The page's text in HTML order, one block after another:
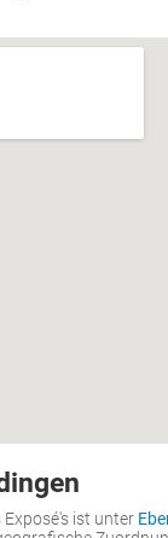
Exposé's ist unter